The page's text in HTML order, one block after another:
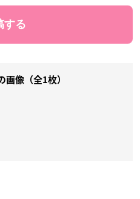
画像（全1枚）